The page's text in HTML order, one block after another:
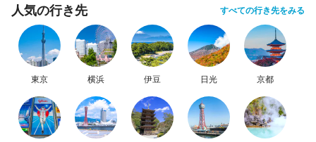
人気の行き先 すべての行き先をみる
東京 横浜 伊豆 日光 京都